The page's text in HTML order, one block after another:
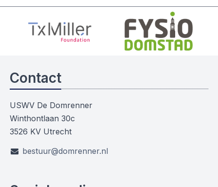
Contact
USWV De Domrenner
Winthontlaan 30c
3526 KV Utrecht
bestuur@domrenner.nl